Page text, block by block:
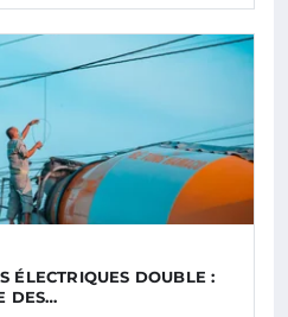
ÉLECTRIQUES DOUBLE :
DES…